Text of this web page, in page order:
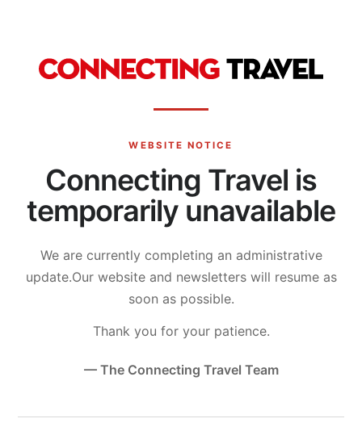
WEBSITE NOTICE
Connecting Travel is
temporarily unavailable
We are currently completing an administrative
update.Our website and newsletters will resume as
soon as possible.
Thank you for your patience.
— The Connecting Travel Team